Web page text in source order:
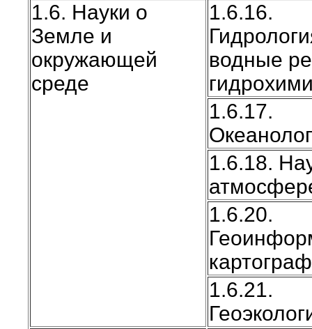
1.6. Науки о
Земле и
окружающей
среде
1.6.16.
водные
1.6.17.
1.6.18.
1.6.20.
1.6.21.